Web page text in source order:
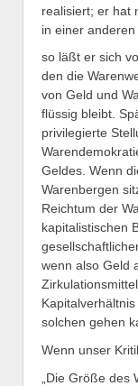
realisiert; er hat
in einer
so läßt er sich
den die
von Geld und
flüssig bleibt.
privilegierte
Geldes. Wenn
Warenbergen
Reichtum der
kapitalistischen
wenn also Geld
solchen gehen
Wenn unser
„Die Größe